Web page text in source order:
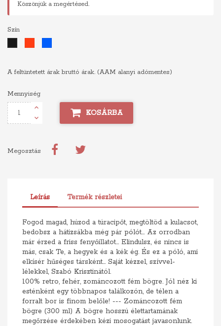
Köszönjük a megértésed.
Szín
A feltüntetett árak bruttó árak. (AAM alanyi adómentes)
Mennyiség
KOSÁRBA
Megosztás
Leírás Termék részletei
Fogod magad, húzod a túracipőt, megtöltöd a kulacsot,
bedobsz a hátizsákba még pár pólót... Az orrodban
már érzed a friss fenyőillatot... Elindulsz, és nincs is
más, csak Te, a hegyek és a kék ég. És ez a póló, ami
elkísér hűséges társként... Saját kézzel, szívvel-
lélekkel, Szabó Krisztinától.
100% retro, fehér, zománcozott fém bögre. Jól néz ki
esténként egy többnapos találkozón, de télen a
forralt bor is finom belőle! --- Zománcozott fém
bögre (300 ml) A bögre hosszú élettartamának
megőrzése érdekében kézi mosogatást javasonlunk.